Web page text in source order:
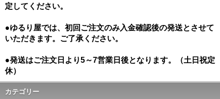
定してください。
●ゆるり屋では、初回ご注文のみ入金確認後の発送とさせて
いただきます。ご了承ください。
●発送はご注文日より5～7営業日後となります。（土日祝定
休）
カテゴリー